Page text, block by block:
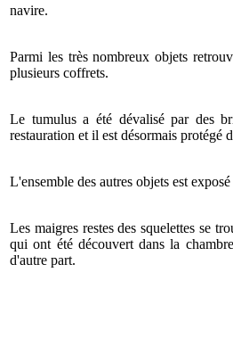
navire.
Parmi les très nombreux objets
plusieurs coffrets.
Le tumulus a été dévalisé par des
restauration et il est désormais protégé
L'ensemble des autres objets est
Les maigres restes des squelettes se
qui ont été découvert dans la
d'autre part.